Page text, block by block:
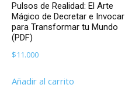
Pulsos de Realidad: El Arte
Mágico de Decretar e Invocar
para Transformar tu Mundo
(PDF)
$11.000
Añadir al carrito